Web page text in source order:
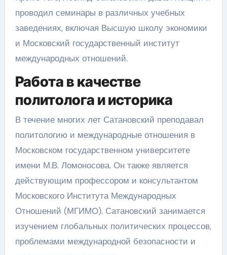
проводил семинары в различных учебных
заведениях, включая Высшую школу экономики
и Московский государственный институт
международных отношений.
Работа в качестве
политолога и историка
В течение многих лет Сатановский преподавал
политологию и международные отношения в
Московском государственном университете
имени М.В. Ломоносова. Он также является
действующим профессором и консультантом
Московского Института Международных
Отношений (МГИМО). Сатановский занимается
изучением глобальных политических процессов,
проблемами международной безопасности и